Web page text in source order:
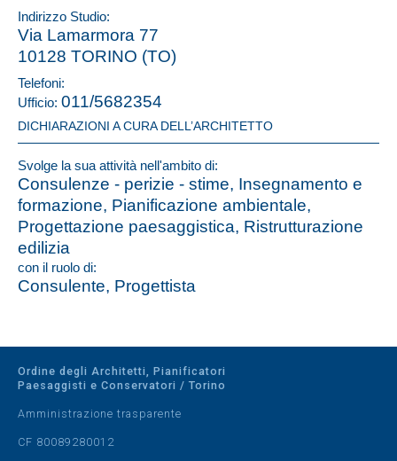
Indirizzo Studio:
Via Lamarmora 77
10128 TORINO (TO)
Telefoni:
Ufficio: 011/5682354
DICHIARAZIONI A CURA DELL’ARCHITETTO
Svolge la sua attività nell'ambito di:
Consulenze - perizie - stime, Insegnamento e
formazione, Pianificazione ambientale,
Progettazione paesaggistica, Ristrutturazione
edilizia
con il ruolo di:
Consulente, Progettista
Ordine degli Architetti, Pianificatori
Paesaggisti e Conservatori / Torino
Amministrazione trasparente
CF 80089280012